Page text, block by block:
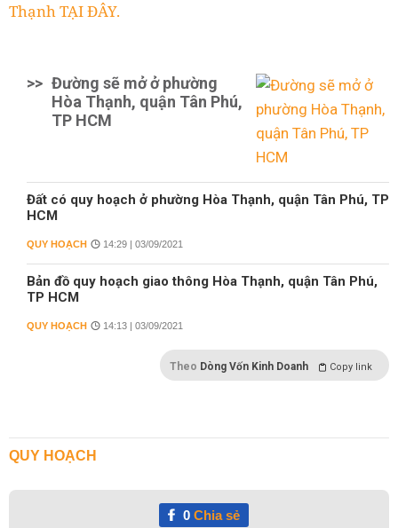
Thạnh TẠI ĐÂY.
>> Đường sẽ mở ở phường
Hòa Thạnh, quận Tân Phú,
TP HCM
Đất có quy hoạch ở phường Hòa Thạnh, quận Tân Phú, TP
HCM
QUY HOẠCH 14:29 | 03/09/2021
Bản đồ quy hoạch giao thông Hòa Thạnh, quận Tân Phú,
TP HCM
QUY HOẠCH 14:13 | 03/09/2021
Theo Dòng Vốn Kinh Doanh Copy link
QUY HOẠCH
0Chia sẻ